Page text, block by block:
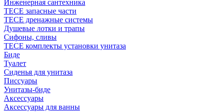
Инженерная сантехника
TECE запасные части
TECE дренажные системы
Душевые лотки и трапы
Сифоны, сливы
TECE комплекты установки унитаза
Биде
Туалет
Сиденья для унитаза
Писсуары
Унитазы-биде
Аксессуары
Аксессуары для ванны